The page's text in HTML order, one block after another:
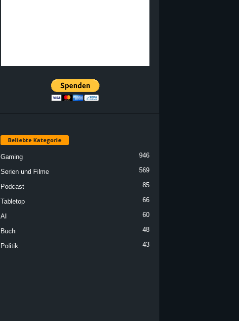
Beliebte Kategorie
Gaming 946
Serien und Filme 569
Podcast 85
Tabletop 66
AI 60
Buch 48
Politik 43